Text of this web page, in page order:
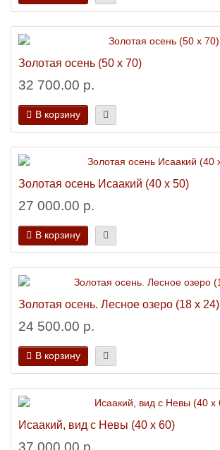
Золотая осень (50 х 70)
32 700.00 р.
В корзину
Золотая осень Исаакий (40 х 50)
27 000.00 р.
В корзину
Золотая осень. Лесное озеро (18 х 24)
24 500.00 р.
В корзину
Исаакий, вид с Невы (40 х 60)
37 000.00 р.